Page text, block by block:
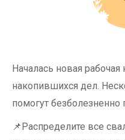
Началась новая
накопившихся дел.
помогут безболезненно
📌Распределите все